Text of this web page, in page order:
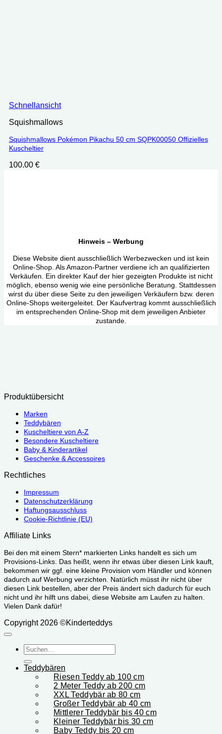
Schnellansicht
Squishmallows
Squishmallows Pokémon Pikachu 50 cm SQPK00050 Offizielles
Kuscheltier
100.00 €
Hinweis – Werbung
Diese Website dient ausschließlich Werbezwecken und ist kein
Online-Shop. Als Amazon-Partner verdiene ich an qualifizierten
Verkäufen. Ein direkter Kauf der hier gezeigten Produkte ist nicht
möglich, ebenso wenig wie eine persönliche Beratung. Stattdessen
wirst du über diese Seite zu den jeweiligen Verkäufern bzw. deren
Online-Shops weitergeleitet. Der Kaufvertrag kommt ausschließlich
im entsprechenden Online-Shop mit dem jeweiligen Anbieter
zustande.
Produktübersicht
Marken
Teddybären
Kuscheltiere von A-Z
Besondere Kuscheltiere
Baby & Kinderartikel
Geschenke & Accessoires
Rechtliches
Impressum
Datenschutzerklärung
Haftungsausschluss
Cookie-Richtlinie (EU)
Affiliate Links
Bei den mit einem Stern* markierten Links handelt es sich um
Provisions-Links. Das heißt, wenn ihr etwas über diesen Link kauft,
bekommen wir ggf. eine kleine Provision vom Händler und können
dadurch auf Werbung verzichten. Natürlich müsst ihr nicht über
diesen Link bestellen, aber der Preis ändert sich dadurch für euch
nicht und ihr hilft uns dabei, diese Website am Laufen zu halten.
Vielen Dank dafür!
Copyright 2026 ©Kinderteddys
Suchen
nach:
Teddybären
Riesen Teddy ab 100 cm
2 Meter Teddy ab 200 cm
XXL Teddybär ab 80 cm
Großer Teddybär ab 40 cm
Mittlerer Teddybär bis 40 cm
Kleiner Teddybär bis 30 cm
Baby Teddy bis 20 cm